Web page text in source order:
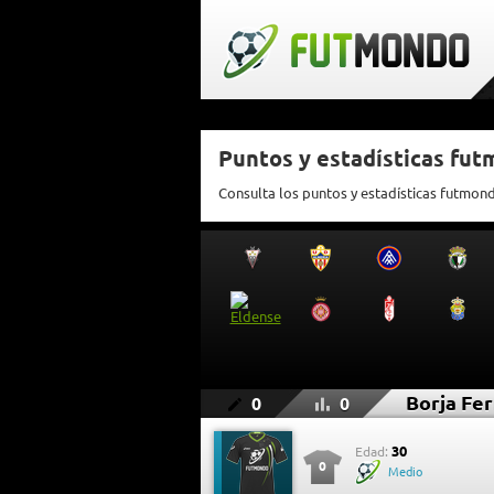
Puntos y estadísticas
Consulta los puntos y estadísticas
0 0 Borja
0
Edad: 30
Medio